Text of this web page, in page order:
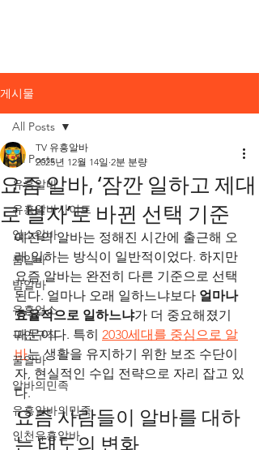
게시물
All Posts
유흥알바
유흥알바사이트
업소알바
룸알바
밤알바
유흥업소
구인구직
꿀알바
알바의민족
유흥알바의민족
인천유흥알바
All Posts
요즘 알바, ‘잠깐 일하고 제대
로 벌자’로 바뀐 선택 기준
TV 유흥알바
2025년 12월 14일 2분 분량
예전의 알바는 정해진 시간에 출근해 오
래 일하는 방식이 일반적이었다. 하지만
요즘 알바는 완전히 다른 기준으로 선택
된다. 얼마나 오래 일하느냐보다 얼마나
효율적으로 일하느냐가 더 중요해졌기
때문이다. 특히 2030세대를 중심으로 알
바는 생활을 유지하기 위한 보조 수단이
자, 현실적인 수입 전략으로 자리 잡고 있
다.
요즘 사람들이 알바를 대하
는 태도의 변화